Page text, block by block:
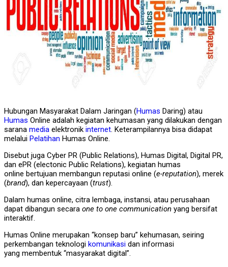
Hubungan Masyarakat Dalam Jaringan (Humas Daring) atau
Humas Online adalah kegiatan kehumasan yang dilakukan dengan
sarana media elektronik internet. Keterampilannya bisa didapat
melalui Pelatihan Humas Online.
Disebut juga Cyber PR (Public Relations), Humas Digital, Digital PR,
dan ePR (electonic Public Relations), kegiatan humas
online bertujuan membangun reputasi online (e-reputation), merek
(brand), dan kepercayaan (trust).
Dalam humas online, citra lembaga, instansi, atau perusahaan
dapat dibangun secara one to one communication yang bersifat
interaktif.
Humas Online merupakan “konsep baru” kehumasan, seiring
perkembangan teknologi komunikasi dan informasi
yang membentuk “masyarakat digital”.